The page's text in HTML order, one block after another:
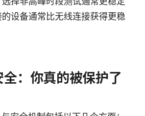
设备通常比无线连接获得更稳
：你真的被保护了